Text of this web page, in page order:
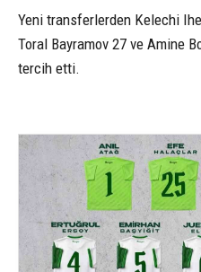
Yeni transferlerden Kelechi
Toral Bayramov 27 ve Amine
tercih etti.